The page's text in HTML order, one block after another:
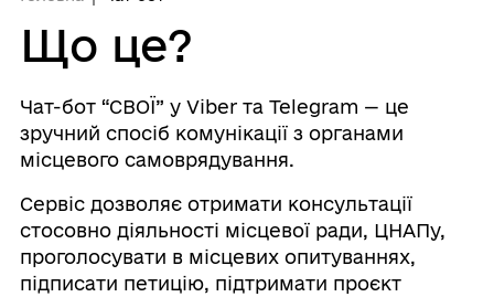
Що це?
Чат-бот “СВОЇ” у Viber та Telegram — це
зручний спосіб комунікації з органами
місцевого самоврядування.
Сервіс дозволяє отримати консультації
стосовно діяльності місцевої ради, ЦНАПу,
проголосувати в місцевих опитуваннях,
підписати петицію, підтримати проєкт